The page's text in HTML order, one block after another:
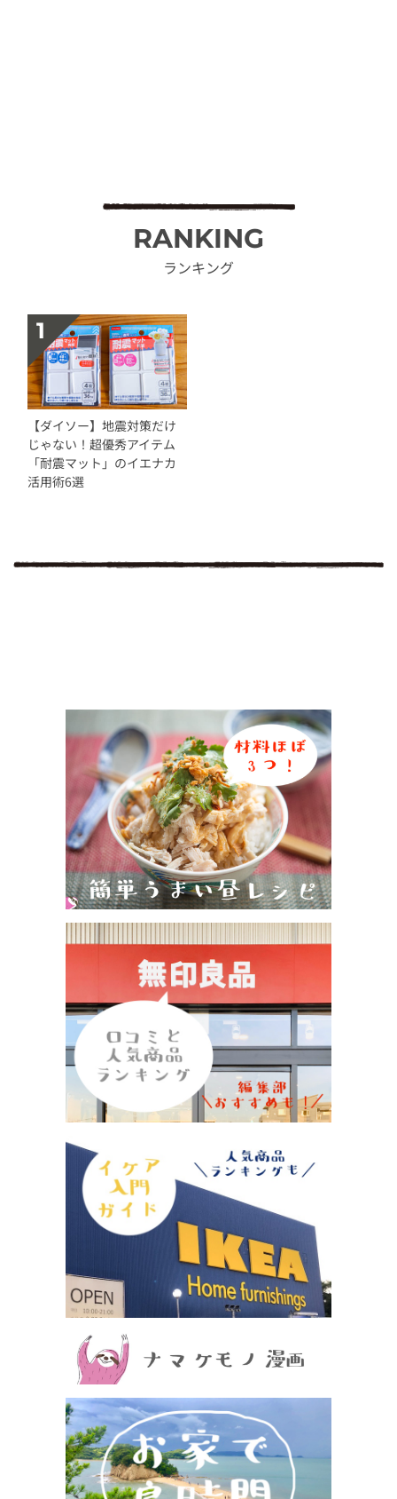
RANKING
ランキング
【ダイソー】地震対策だけ
じゃない！超優秀アイテム
「耐震マット」のイエナカ
活用術6選